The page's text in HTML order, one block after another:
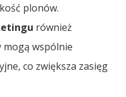
plonów.
również
mogą wspólnie
co zwiększa zasięg